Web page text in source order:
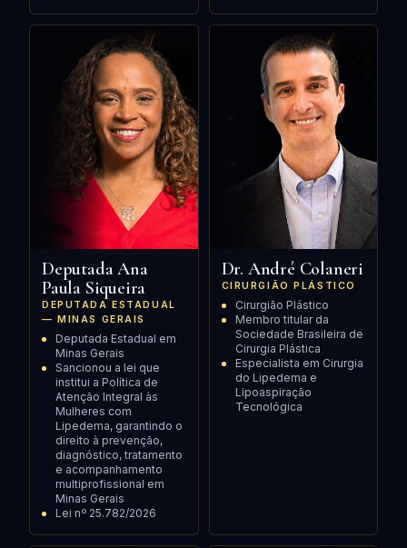
Deputada Ana
Paula Siqueira
DEPUTADA ESTADUAL
— MINAS GERAIS
Deputada Estadual em
Minas Gerais
Sancionou a lei que
institui a Política de
Atenção Integral às
Mulheres com
Lipedema, garantindo o
direito à prevenção,
diagnóstico, tratamento
e acompanhamento
multiprofissional em
Minas Gerais
Lei nº 25.782/2026
Dr. André Colaneri
CIRURGIÃO PLÁSTICO
Cirurgião Plástico
Membro titular da
Sociedade Brasileira de
Cirurgia Plástica
Especialista em Cirurgia
do Lipedema e
Lipoaspiração
Tecnológica